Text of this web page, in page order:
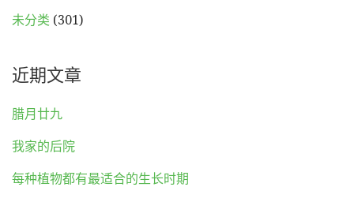
未分类 (301)
近期文章
腊月廿九
我家的后院
每种植物都有最适合的生长时期